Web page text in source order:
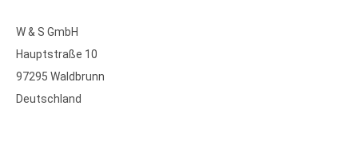
W & S GmbH
Hauptstraße 10
97295 Waldbrunn
Deutschland